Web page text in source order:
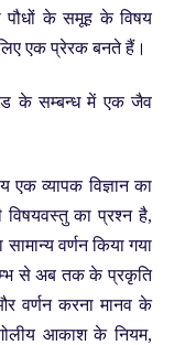
पौधों के समूह के विषय
एक प्रेरक बनते हैं।
के सम्बन्ध में एक जैव
व्यापक विज्ञान का
का प्रश्न है,
वर्णन किया गया
से अब तक के प्रकृति
वर्णन करना मानव के
आकाश के नियम,